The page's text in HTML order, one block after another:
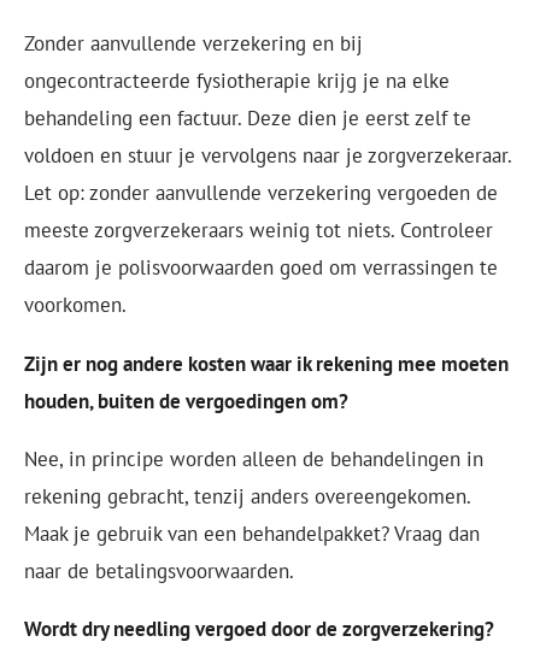
Zonder aanvullende verzekering en bij
ongecontracteerde fysiotherapie krijg je na elke
behandeling een factuur. Deze dien je eerst zelf te
voldoen en stuur je vervolgens naar je zorgverzekeraar.
Let op: zonder aanvullende verzekering vergoeden de
meeste zorgverzekeraars weinig tot niets. Controleer
daarom je polisvoorwaarden goed om verrassingen te
voorkomen.
Zijn er nog andere kosten waar ik rekening mee moeten
houden, buiten de vergoedingen om?
Nee, in principe worden alleen de behandelingen in
rekening gebracht, tenzij anders overeengekomen.
Maak je gebruik van een behandelpakket? Vraag dan
naar de betalingsvoorwaarden.
Wordt dry needling vergoed door de zorgverzekering?